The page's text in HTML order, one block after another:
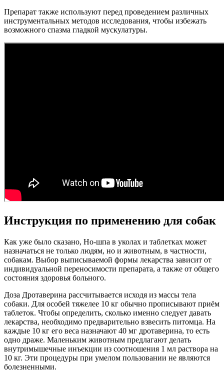
Препарат также используют перед проведением различных
инструментальных методов исследования, чтобы избежать
возможного спазма гладкой мускулатуры.
Инструкция по применению для собак
Как уже было сказано, Но-шпа в уколах и таблетках может
назначаться не только людям, но и животным, в частности,
собакам. Выбор выписываемой формы лекарства зависит от
индивидуальной переносимости препарата, а также от общего
состояния здоровья больного.
Доза Дротаверина рассчитывается исходя из массы тела
собаки. Для особей тяжелее 10 кг обычно прописывают приём
таблеток. Чтобы определить, сколько именно следует давать
лекарства, необходимо предварительно взвесить питомца. На
каждые 10 кг его веса назначают 40 мг дротаверина, то есть
одно драже. Маленьким животным предлагают делать
внутримышечные инъекции из соотношения 1 мл раствора на
10 кг. Эти процедуры при умелом пользовании не являются
болезненными.